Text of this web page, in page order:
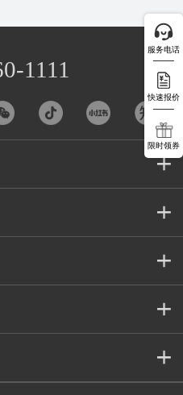
1111
服务电话
快速报价
限时领券